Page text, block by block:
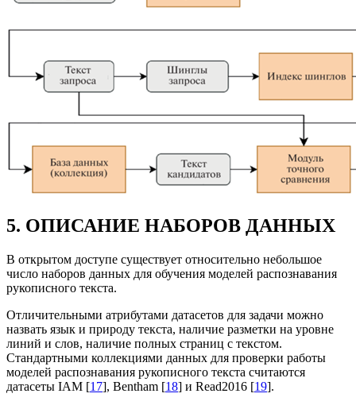
5. ОПИСАНИЕ НАБОРОВ ДАННЫХ
В открытом доступе существует относительно небольшое
число наборов данных для обучения моделей распознавания
рукописного текста.
Отличительными атрибутами датасетов для задачи можно
назвать язык и природу текста, наличие разметки на уровне
линий и слов, наличие полных страниц с текстом.
Стандартными коллекциями данных для проверки работы
моделей распознавания рукописного текста считаются
датасеты IAM [17], Bentham [18] и Read2016 [19].